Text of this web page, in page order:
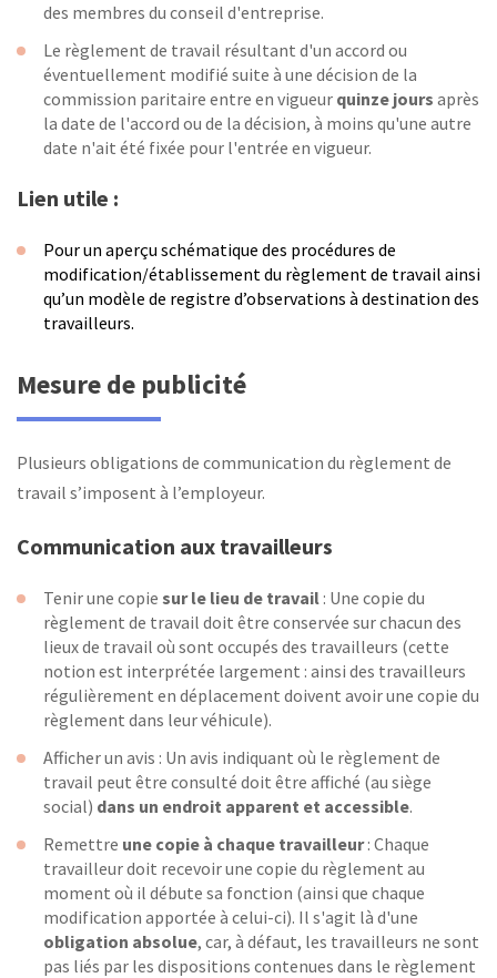
des membres du conseil d'entreprise.
Le règlement de travail résultant d'un accord ou
éventuellement modifié suite à une décision de la
commission paritaire entre en vigueur quinze jours après
la date de l'accord ou de la décision, à moins qu'une autre
date n'ait été fixée pour l'entrée en vigueur.
Lien utile :
Pour un aperçu schématique des procédures de
modification/établissement du règlement de travail ainsi
qu’un modèle de registre d’observations à destination des
travailleurs.
Mesure de publicité
Plusieurs obligations de communication du règlement de
travail s’imposent à l’employeur.
Communication aux travailleurs
Tenir une copie sur le lieu de travail : Une copie du
règlement de travail doit être conservée sur chacun des
lieux de travail où sont occupés des travailleurs (cette
notion est interprétée largement : ainsi des travailleurs
régulièrement en déplacement doivent avoir une copie du
règlement dans leur véhicule).
Afficher un avis : Un avis indiquant où le règlement de
travail peut être consulté doit être affiché (au siège
social) dans un endroit apparent et accessible.
Remettre une copie à chaque travailleur: Chaque
travailleur doit recevoir une copie du règlement au
moment où il débute sa fonction (ainsi que chaque
modification apportée à celui-ci). Il s'agit là d'une
obligation absolue, car, à défaut, les travailleurs ne sont
pas liés par les dispositions contenues dans le règlement